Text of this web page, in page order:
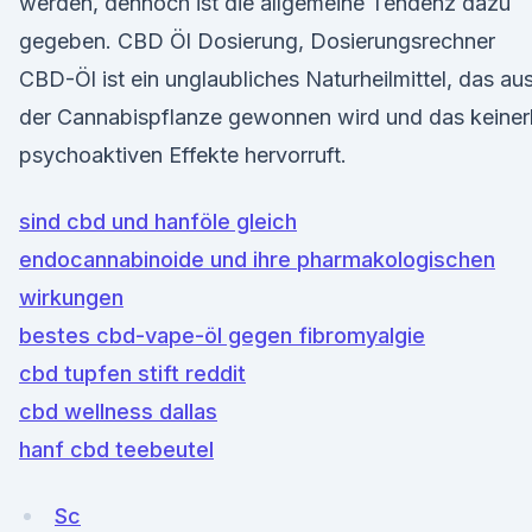
gegeben. CBD Öl Dosierung, Dosierungsrechner
CBD-Öl ist ein unglaubliches Naturheilmittel, das
der Cannabispflanze gewonnen wird und das
psychoaktiven Effekte hervorruft.
sind cbd und hanföle gleich
endocannabinoide und ihre pharmakologischen
wirkungen
bestes cbd-vape-öl gegen fibromyalgie
cbd tupfen stift reddit
cbd wellness dallas
hanf cbd teebeutel
Sc